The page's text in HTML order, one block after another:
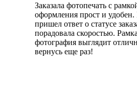
Заказала фотопечать с
оформления прост и
пришел ответ о статусе
порадовала скоростью.
фотография выглядит
вернусь еще раз!